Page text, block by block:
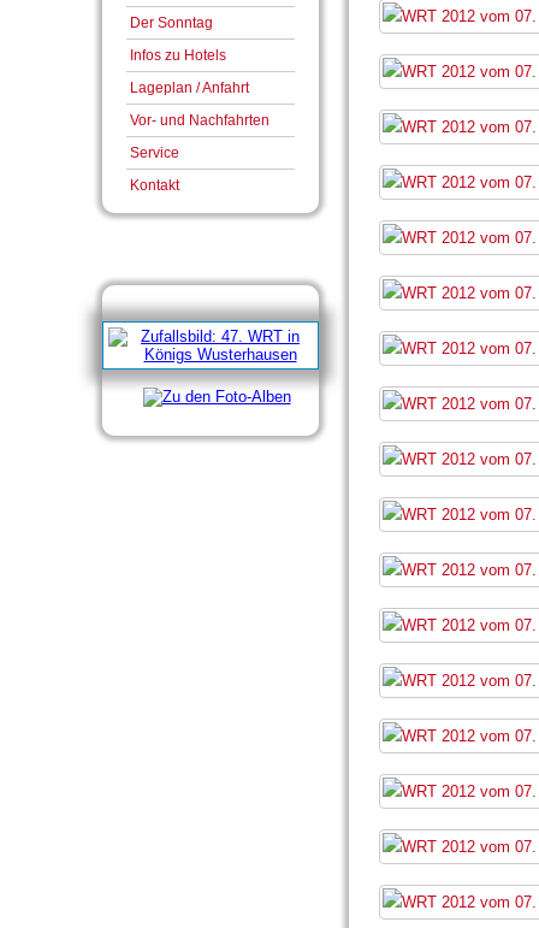
Der Sonntag
Infos zu Hotels
Lageplan / Anfahrt
Vor- und Nachfahrten
Service
Kontakt